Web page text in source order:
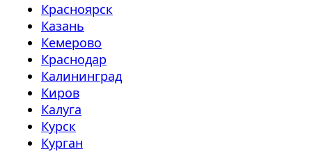
Красноярск
Казань
Кемерово
Краснодар
Калининград
Киров
Калуга
Курск
Курган